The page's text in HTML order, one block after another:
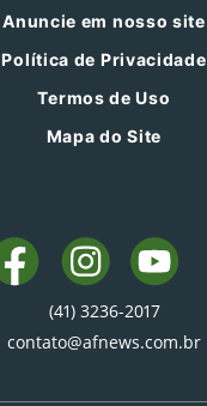
Anuncie em nosso site
Política de Privacidade
Termos de Uso
Mapa do Site
(41) 3236-2017
contato@afnews.com.br